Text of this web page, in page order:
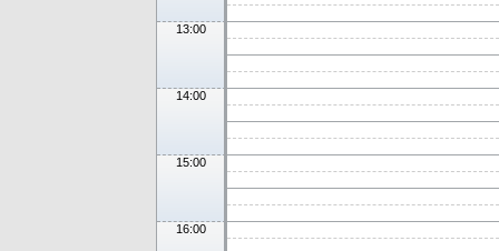
13:00
14:00
15:00
16:00